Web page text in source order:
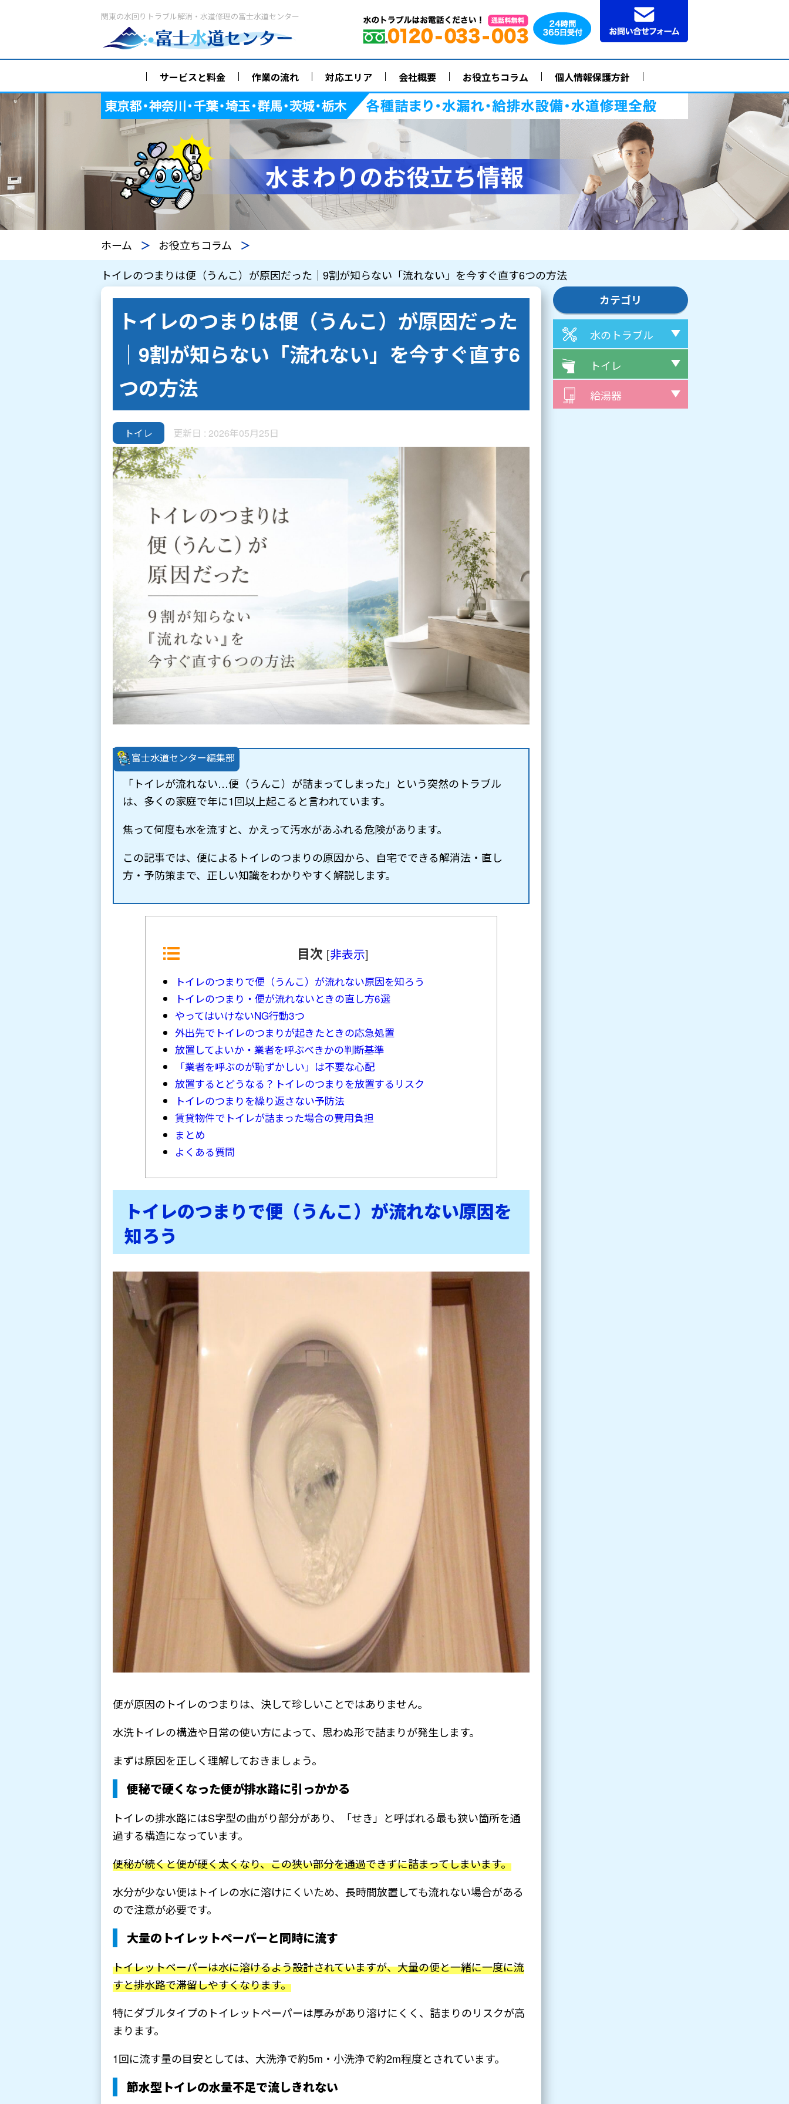
関東の水回りトラブル解消・水道修理の富士水道センター
サービスと料金 作業の流れ 対応エリア 会社概要 お役立ちコラム 個人情報保護方針
水まわりのお役立ち情報
ホーム
お役立ちコラム
トイレのつまりは便（うんこ）が原因だった｜9割が知らない「流れない」を今すぐ直す6つの方法
カテゴリ
水のトラブル
トイレ
給湯器
トイレのつまりは便（うんこ）が原因だった
｜9割が知らない「流れない」を今すぐ直す6
つの方法
トイレ 更新日 : 2026年05月25日
富士水道センター編集部
「トイレが流れない…便（うんこ）が詰まってしまった」という突然のトラブル
は、多くの家庭で年に1回以上起こると言われています。
焦って何度も水を流すと、かえって汚水があふれる危険があります。
この記事では、便によるトイレのつまりの原因から、自宅でできる解消法・直し
方・予防策まで、正しい知識をわかりやすく解説します。
目次 [非表示]
トイレのつまりで便（うんこ）が流れない原因を知ろう
トイレのつまり・便が流れないときの直し方6選
やってはいけないNG行動3つ
外出先でトイレのつまりが起きたときの応急処置
放置してよいか・業者を呼ぶべきかの判断基準
「業者を呼ぶのが恥ずかしい」は不要な心配
放置するとどうなる？トイレのつまりを放置するリスク
トイレのつまりを繰り返さない予防法
賃貸物件でトイレが詰まった場合の費用負担
まとめ
よくある質問
トイレのつまりで便（うんこ）が流れない原因を
知ろう
便が原因のトイレのつまりは、決して珍しいことではありません。
水洗トイレの構造や日常の使い方によって、思わぬ形で詰まりが発生します。
まずは原因を正しく理解しておきましょう。
便秘で硬くなった便が排水路に引っかかる
トイレの排水路にはS字型の曲がり部分があり、「せき」と呼ばれる最も狭い箇所を通
過する構造になっています。
便秘が続くと便が硬く太くなり、この狭い部分を通過できずに詰まってしまいます。
水分が少ない便はトイレの水に溶けにくいため、長時間放置しても流れない場合がある
ので注意が必要です。
大量のトイレットペーパーと同時に流す
トイレットペーパーは水に溶けるよう設計されていますが、大量の便と一緒に一度に流
すと排水路で滞留しやすくなります。
特にダブルタイプのトイレットペーパーは厚みがあり溶けにくく、詰まりのリスクが高
まります。
1回に流す量の目安としては、大洗浄で約5m・小洗浄で約2m程度とされています。
節水型トイレの水量不足で流しきれない